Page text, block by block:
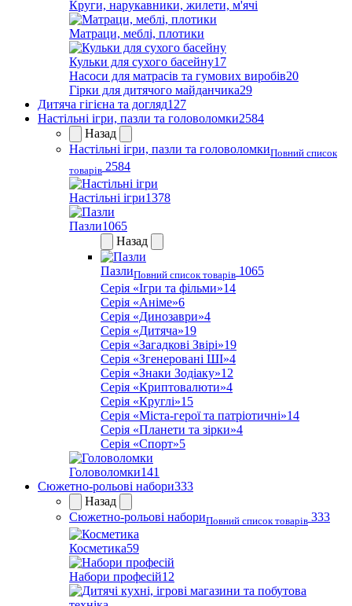
Круги, нарукавники, жилети, м'ячі
Матраци, меблі, плотики
Кульки для сухого басейну17
Насоси для матрасів та гумових виробів20
Гірки для дитячого майданчика29
Дитяча гігієна та догляд127
Настільні ігри, пазли та головоломки2584
Назад
Настільні ігри, пазли та головоломкиПовний список
товарів 2584
Настільні ігри1378
Пазли1065
Назад
ПазлиПовний список товарів 1065
Серія «Ігри та фільми»14
Серія «Аніме»6
Серія «Динозаври»4
Серія «Дитяча»19
Серія «Загадкові Звірі»19
Серія «Згенеровані ШІ»4
Серія «Знаки Зодіаку»12
Серія «Криптовалюти»4
Серія «Круглі»15
Серія «Міста-герої та патріотичні»14
Серія «Планети та зірки»4
Серія «Спорт»5
Головоломки141
Сюжетно-рольові набори333
Назад
Сюжетно-рольові набориПовний список товарів 333
Косметика59
Набори професій12